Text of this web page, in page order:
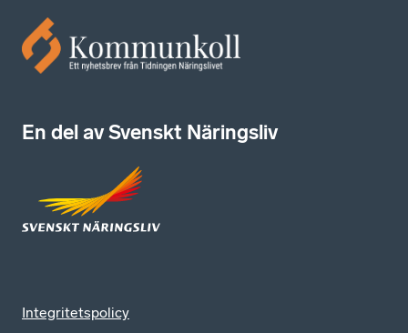
En del av Svenskt Näringsliv
Integritetspolicy